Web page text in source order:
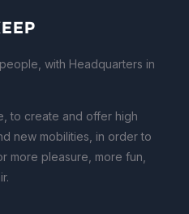
with Headquarters in
to create and offer high
new mobilities, in order to
more pleasure, more fun,